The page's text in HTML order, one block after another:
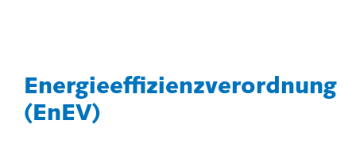
Energieeffizienzverordnung
(EnEV)